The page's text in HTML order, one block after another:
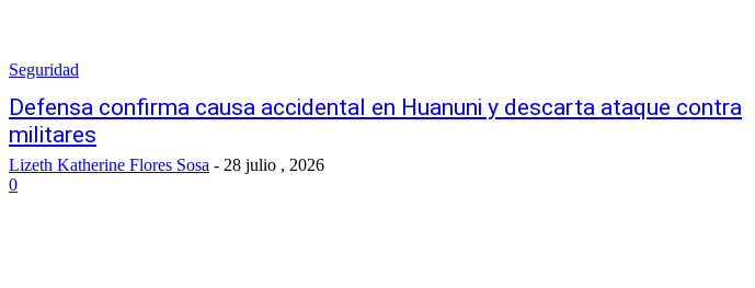
Seguridad
Defensa confirma causa accidental en Huanuni y descarta ataque contra
militares
Lizeth Katherine Flores Sosa - 28 julio , 2026
0